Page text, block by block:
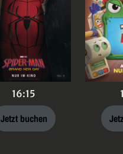
16:15
Jetzt buchen